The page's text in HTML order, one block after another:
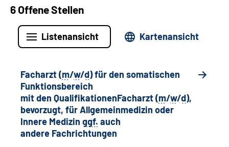
6 Offene Stellen
Listenansicht Kartenansicht
Facharzt (m/w/d) für den somatischen
Funktionsbereich
mit den QualifikationenFacharzt (m/w/d),
bevorzugt, für Allgemeinmedizin oder
Innere Medizin ggf. auch
andere Fachrichtungen